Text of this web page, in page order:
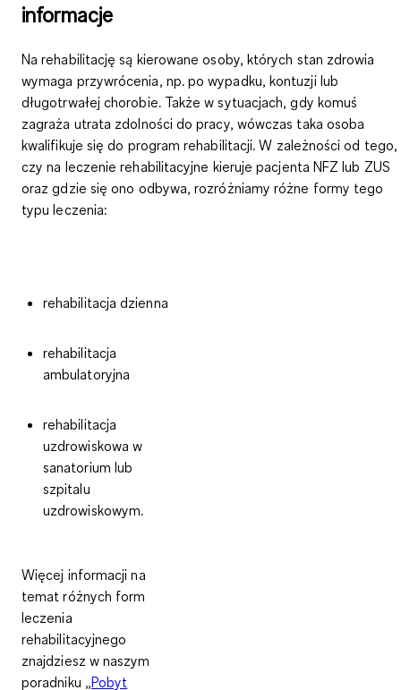
informacje
Na rehabilitację są kierowane osoby, których stan zdrowia
wymaga przywrócenia, np. po wypadku, kontuzji lub
długotrwałej chorobie. Także w sytuacjach, gdy komuś
zagraża utrata zdolności do pracy, wówczas taka osoba
kwalifikuje się do program rehabilitacji. W zależności od tego,
czy na leczenie rehabilitacyjne kieruje pacjenta NFZ lub ZUS
oraz gdzie się ono odbywa, rozróżniamy różne formy tego
typu leczenia:
rehabilitacja dzienna
rehabilitacja
ambulatoryjna
rehabilitacja
uzdrowiskowa w
sanatorium lub
szpitalu
uzdrowiskowym.
Więcej informacji na
temat różnych form
leczenia
rehabilitacyjnego
znajdziesz w naszym
poradniku „Pobyt